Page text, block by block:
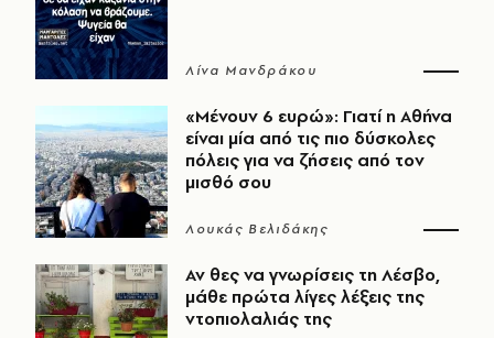
Λίνα Μανδράκου
«Μένουν 6 ευρώ»: Γιατί η Αθήνα
είναι μία από τις πιο δύσκολες
πόλεις για να ζήσεις από τον
μισθό σου
Λουκάς Βελιδάκης
Αν θες να γνωρίσεις τη Λέσβο,
μάθε πρώτα λίγες λέξεις της
ντοπιολαλιάς της